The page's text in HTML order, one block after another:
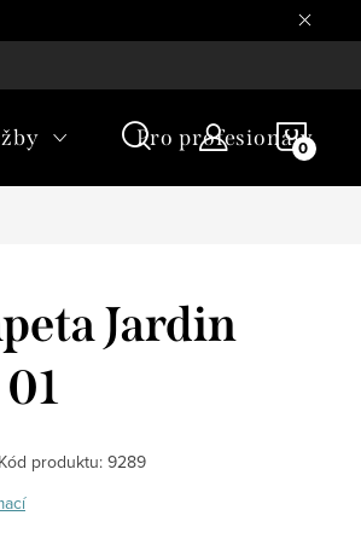
Pro profesionály
Jardin
Kód produktu: 9289